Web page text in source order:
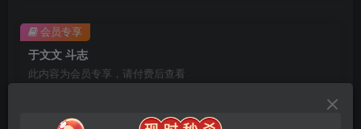
于文文 斗志
此内容为会员专享，请付费后查看
9.9 99
会员专享